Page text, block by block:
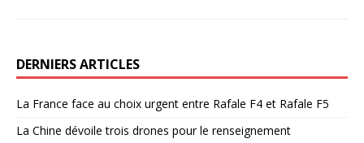
DERNIERS ARTICLES
La France face au choix urgent entre Rafale F4 et Rafale F5
La Chine dévoile trois drones pour le renseignement